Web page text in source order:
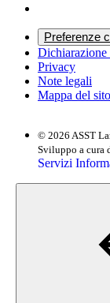
Preferenze
Dichiarazione
Privacy
Note legali
Mappa del sito
© 2026 ASST
Sviluppo a cura
Servizi